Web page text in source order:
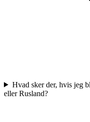
Hvad sker der, hvis jeg
eller Rusland?